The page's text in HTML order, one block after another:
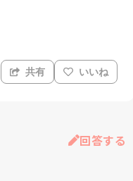
共有 いいね
回答する